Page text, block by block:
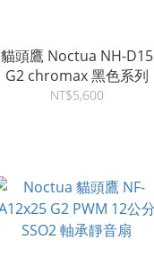
貓頭鷹 Noctua NH-D15
G2 chromax 黑色系列
NT$5,600